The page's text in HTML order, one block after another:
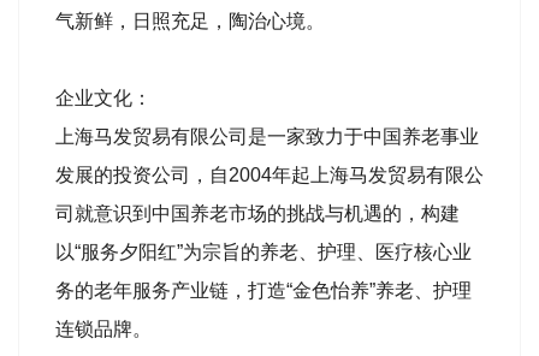
气新鲜，日照充足，陶治心境。
企业文化：
上海马发贸易有限公司是一家致力于中国养老事业
发展的投资公司，自2004年起上海马发贸易有限公
司就意识到中国养老市场的挑战与机遇的，构建
以“服务夕阳红”为宗旨的养老、护理、医疗核心业
务的老年服务产业链，打造“金色怡养”养老、护理
连锁品牌。